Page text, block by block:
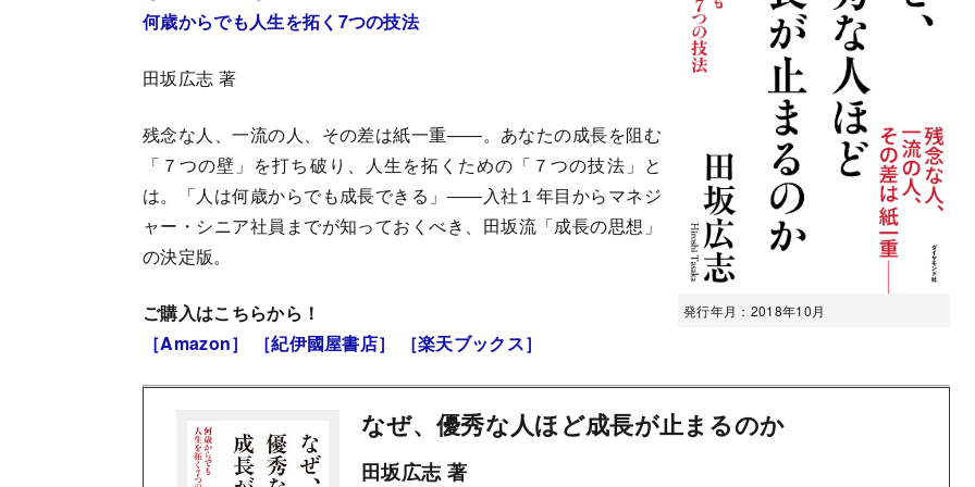
発行年月：2018年10月
何歳からでも人生を拓く7つの技法
田坂広志 著
残念な人、一流の人、その差は紙一重――。あなたの成長を阻む
「７つの壁」を打ち破り、人生を拓くための「７つの技法」と
は。「人は何歳からでも成長できる」――入社１年目からマネジ
ャー・シニア社員までが知っておくべき、田坂流「成長の思想」
の決定版。
ご購入はこちらから！
［Amazon］
［紀伊國屋書店］ ［楽天ブックス］
なぜ、優秀な人ほど成長が止まるのか
田坂広志 著